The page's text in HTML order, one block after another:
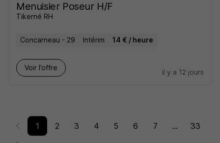
Menuisier Poseur H/F
Tikerné RH
Concarneau - 29 Intérim 14 € / heure
Voir l’offre
il y a 12 jours
1 2 3 4 5 6 7 ... 33